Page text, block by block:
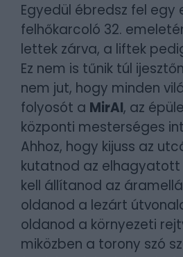
Egyedül ébredsz fel
felhőkarcoló 32.
lettek zárva, a liftek
Ez nem is tűnik túl
nem jut, hogy minden
folyosót a MirAI, az
központi mesterséges
Ahhoz, hogy kijuss az
kutatnod az elhagyatott
kell állítanod az
oldanod a lezárt
oldanod a környezeti
miközben a torony szó